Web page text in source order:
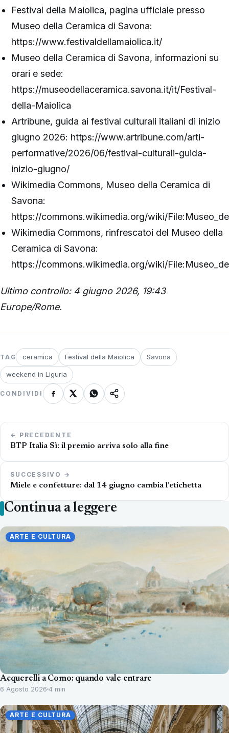
Festival della Maiolica, pagina ufficiale presso
Museo della Ceramica di Savona:
https://www.festivaldellamaiolica.it/
Museo della Ceramica di Savona, informazioni su
orari e sede:
https://museodellaceramica.savona.it/it/Festival-
della-Maiolica
Artribune, guida ai festival culturali italiani di inizio
giugno 2026: https://www.artribune.com/arti-
performative/2026/06/festival-culturali-guida-
inizio-giugno/
Wikimedia Commons, Museo della Ceramica di
Savona:
https://commons.wikimedia.org/wiki/
Wikimedia Commons, rinfrescatoi del Museo della
Ceramica di Savona:
https://commons.wikimedia.org/wiki/
Ultimo controllo: 4 giugno 2026, 19:43
Europe/Rome.
TAG ceramica Festival della Maiolica Savona
weekend in Liguria
CONDIVIDI
Navigazione
articoli
← PRECEDENTE
BTP Italia Sì: il premio arriva solo alla fine
SUCCESSIVO →
Miele e confetture: dal 14 giugno cambia l’etichetta
Continua a leggere
ARTE E CULTURA
Acquerelli a Como: quando vale entrare
6 Agosto 2026 4 min
ARTE E CULTURA